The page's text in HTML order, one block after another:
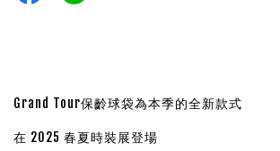
Grand Tour保齡球袋為本季的全新款式
在 2025 春夏時裝展登場